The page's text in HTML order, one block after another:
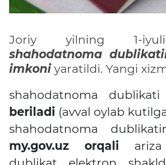
Joriy yilning 1-
shahodatnoma
imkoniyaratildi. Yangi
shahodatnoma
beriladi (avval oylab
shahodatnoma
my.gov.uz orqali